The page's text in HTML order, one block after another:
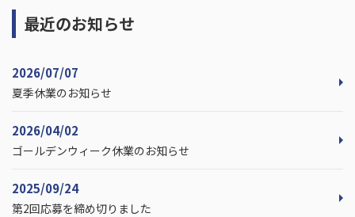
最近のお知らせ
2026/07/07
夏季休業のお知らせ
2026/04/02
ゴールデンウィーク休業のお知らせ
2025/09/24
第2回応募を締め切りました